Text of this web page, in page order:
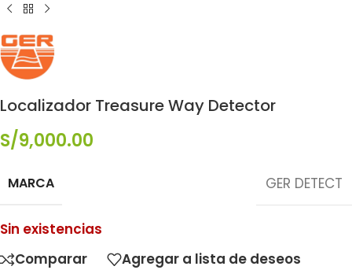
Localizador Treasure Way Detector
S/9,000.00
MARCA GER DETECT
Sin existencias
Comparar
Agregar a lista de deseos